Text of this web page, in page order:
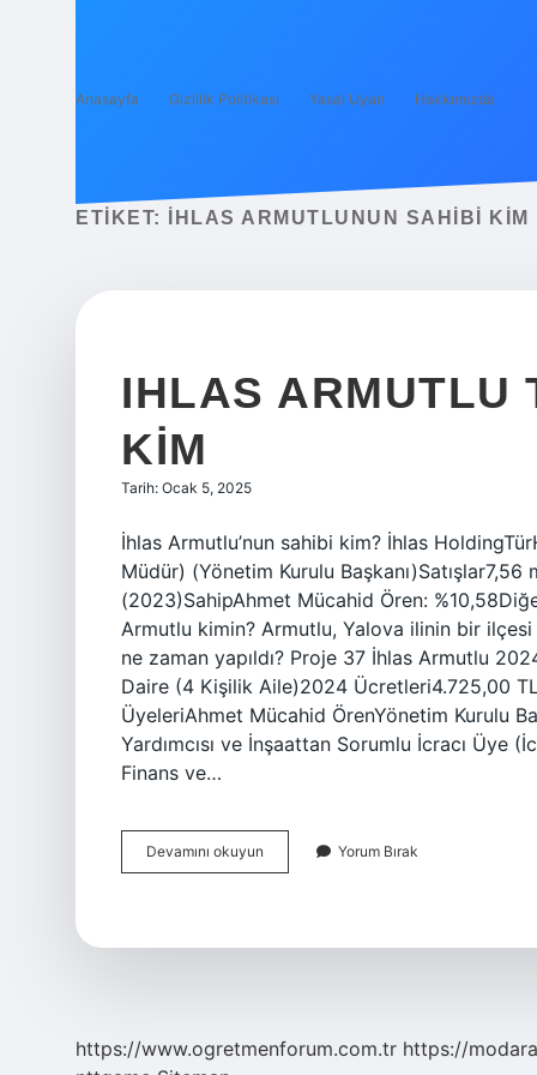
Anasayfa Gizlilik Politikası Yasal Uyarı Hakkımızda
ETIKET: İHLAS ARMUTLUNUN SAHIBI KIM
IHLAS ARMUTLU
KIM
Tarih: Ocak 5, 2025
İhlas Armutlu’nun sahibi kim? İhlas
Müdür) (Yönetim Kurulu
(2023)SahipAhmet Mücahid Ören:
Armutlu kimin? Armutlu, Yalova ilinin bir
ne zaman yapıldı? Proje 37 İhlas Armutlu
Daire (4 Kişilik Aile)2024 Ücretleri4.725,00
ÜyeleriAhmet Mücahid ÖrenYönetim Kurulu
Yardımcısı ve İnşaattan Sorumlu İcracı Üye
Finans ve…
Devamını okuyun
Armutlu
Yorum Bırak
https://www.ogretmenforum.com.tr https://